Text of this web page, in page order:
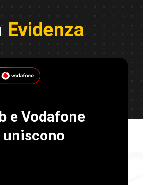
Evidenza
e Vodafone